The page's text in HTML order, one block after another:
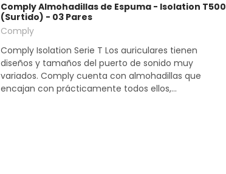
Comply Almohadillas de Espuma - Isolation T500
(Surtido) - 03 Pares
Comply
Comply Isolation Serie T Los auriculares tienen
diseños y tamaños del puerto de sonido muy
variados. Comply cuenta con almohadillas que
encajan con prácticamente todos ellos,...